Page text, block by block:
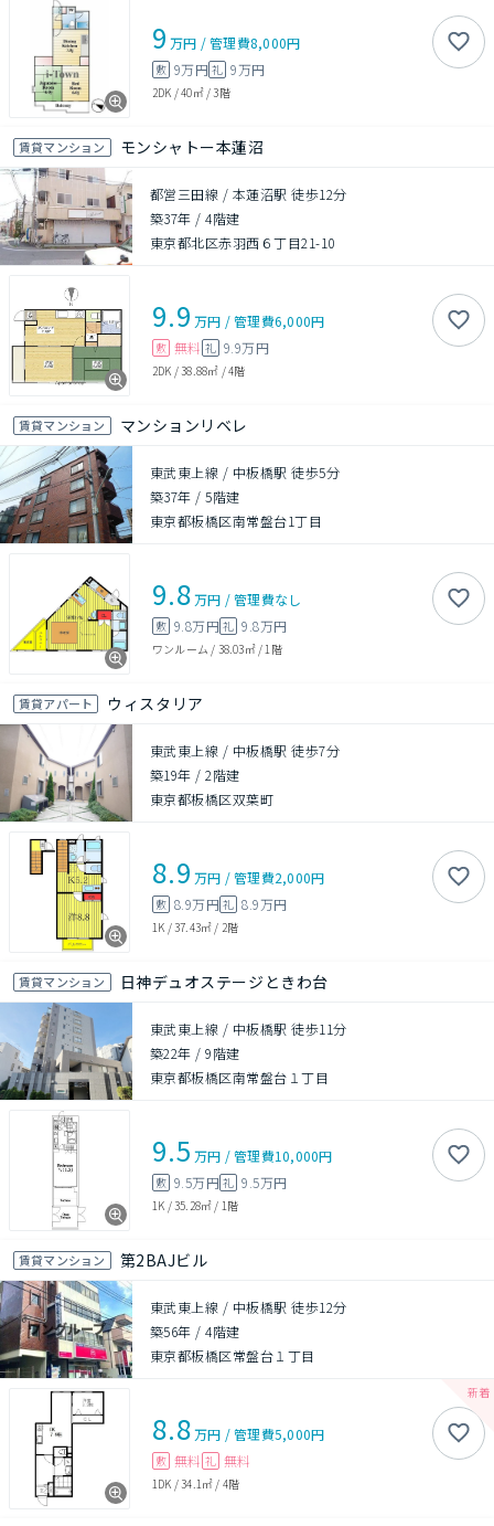
9 万円 /管理費8,000円
敷 9万円礼 9万円
2DK /40㎡/3階
賃貸マンション モンシャトー本蓮沼
都営三田線 / 本蓮沼駅 徒歩12分
築37年 /4階建
東京都北区赤羽西６丁目21-10
9.9 万円 /管理費6,000円
敷 無料 礼 9.9万円
2DK /38.88㎡ /4階
賃貸マンション マンションリベレ
東武東上線 / 中板橋駅 徒歩5分
築37年 /5階建
東京都板橋区南常盤台1丁目
9.8万円 /管理費なし
敷 9.8万円礼 9.8万円
ワンルーム / 38.03㎡/ 1階
賃貸アパート ウィスタリア
東武東上線 / 中板橋駅 徒歩7分
築19年 /2階建
東京都板橋区双葉町
8.9 万円 /管理費2,000円
敷 8.9万円礼 8.9万円
1K /37.43㎡ / 2階
賃貸マンション 日神デュオステージときわ台
東武東上線 / 中板橋駅 徒歩11分
築22年 /9階建
東京都板橋区南常盤台１丁目
9.5 万円 /管理費10,000円
敷 9.5万円礼 9.5万円
1K /35.28㎡ / 1階
賃貸マンション 第2BAJビル
東武東上線 / 中板橋駅 徒歩12分
築56年 /4階建
東京都板橋区常盤台１丁目
8.8万円 /管理費5,000円
敷 無料 礼 無料
1DK /34.1㎡ / 4階